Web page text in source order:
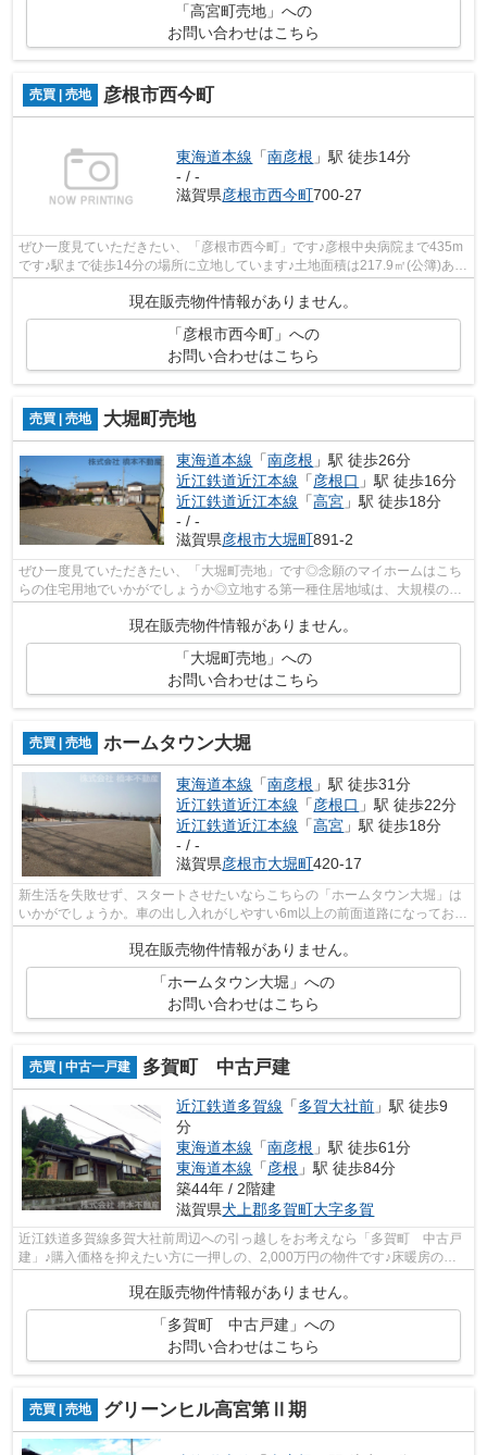
「高宮町売地」への
お問い合わせはこちら
売買 | 売地 彦根市西今町
東海道本線 「南彦根 」駅 徒歩14分
- / -
滋賀県彦根市西今町700-27
ぜひ一度見ていただきたい、「彦根市西今町」です♪彦根中央病院まで435m
です♪駅まで徒歩14分の場所に立地しています♪土地面積は217.9㎡(公簿)あり
現在販売物件情報がありません。
「彦根市西今町」への
お問い合わせはこちら
売買 | 売地 大堀町売地
東海道本線 「南彦根 」駅 徒歩26分
近江鉄道近江本線 「彦根口 」駅 徒歩16分
近江鉄道近江本線 「高宮 」駅 徒歩18分
- / -
滋賀県彦根市大堀町891-2
ぜひ一度見ていただきたい、「大堀町売地」です◎念願のマイホームはこち
らの住宅用地でいかがでしょうか◎立地する第一種住居地域は、大規模の工
現在販売物件情報がありません。
「大堀町売地」への
お問い合わせはこちら
売買 | 売地 ホームタウン大堀
東海道本線 「南彦根 」駅 徒歩31分
近江鉄道近江本線 「彦根口 」駅 徒歩22分
近江鉄道近江本線 「高宮 」駅 徒歩18分
- / -
滋賀県彦根市大堀町420-17
新生活を失敗せず、スタートさせたいならこちらの「ホームタウン大堀」は
いかがでしょうか。車の出し入れがしやすい6m以上の前面道路になっており
現在販売物件情報がありません。
「ホームタウン大堀」への
お問い合わせはこちら
売買 | 中古一戸建 多賀町 中古戸建
近江鉄道多賀線 「多賀大社前 」駅 徒歩9
分
東海道本線 「南彦根 」駅 徒歩61分
東海道本線 「彦根 」駅 徒歩84分
築44年 / 2階建
滋賀県犬上郡多賀町大字多賀
近江鉄道多賀線多賀大社前周辺への引っ越しをお考えなら「多賀町 中古戸
建」♪購入価格を抑えたい方に一押しの、2,000万円の物件です♪床暖房の機
能が付いています♪洗濯物を浴室内で乾...
現在販売物件情報がありません。
「多賀町 中古戸建」への
お問い合わせはこちら
売買 | 売地 グリーンヒル高宮第Ⅱ期